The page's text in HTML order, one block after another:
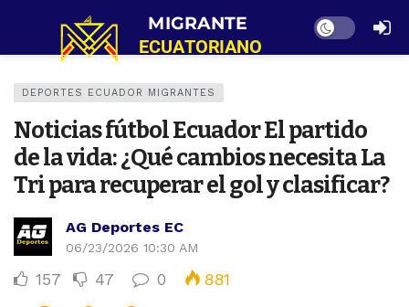
Dark mode
DEPORTES ECUADOR MIGRANTES
Noticias fútbol Ecuador El partido
de la vida: ¿Qué cambios necesita La
Tri para recuperar el gol y clasificar?
AG Deportes EC
06/23/2026 10:30 AM
157 47 0 881